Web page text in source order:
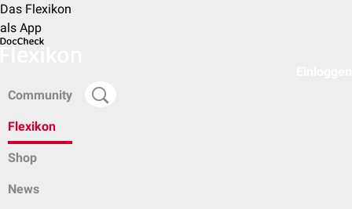
Das Flexikon
als App
Community
Flexikon
Shop
News